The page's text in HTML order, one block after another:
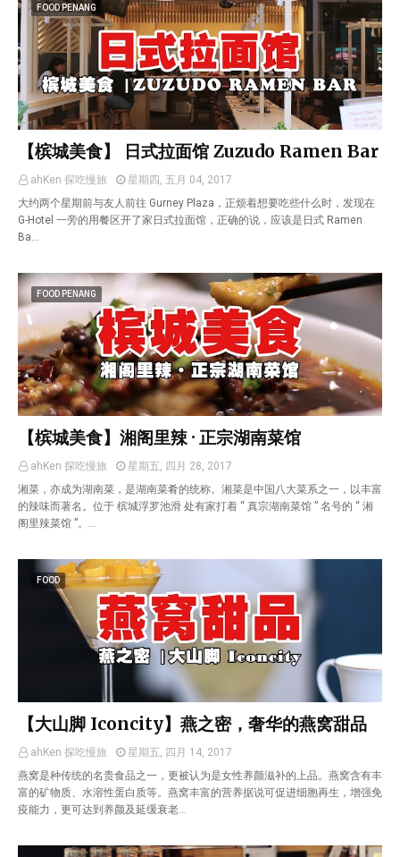
FOOD PENANG
【槟城美食】 日式拉面馆 Zuzudo Ramen Bar
ahKen 探吃慢旅
星期四, 五月 04, 2017
大约两个星期前与友人前往 Gurney Plaza，正烦着想要吃些什么时，发现在
G-Hotel 一旁的用餐区开了家日式拉面馆，正确的说，应该是日式 Ramen
Ba…
FOOD PENANG
【槟城美食】湘阁里辣 · 正宗湖南菜馆
ahKen 探吃慢旅
星期五, 四月 28, 2017
湘菜，亦成为湖南菜，是湖南菜肴的统称。湘菜是中国八大菜系之一，以丰富
的辣味而著名。位于 槟城浮罗池滑 处有家打着 “ 真宗湖南菜馆 ” 名号的 “ 湘
阁里辣菜馆 ”。…
FOOD
【大山脚 Iconcity】燕之密，奢华的燕窝甜品
ahKen 探吃慢旅
星期五, 四月 14, 2017
燕窝是种传统的名贵食品之一，更被认为是女性养颜滋补的上品。燕窝含有丰
富的矿物质、水溶性蛋白质等。燕窝丰富的营养据说可促进细胞再生，增强免
疫能力，更可达到养颜及延缓衰老…